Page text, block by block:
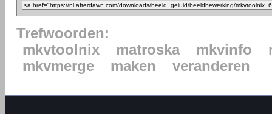
Trefwoorden:
mkvtoolnix
matroska mkvinfo
mkvmerge
maken veranderen